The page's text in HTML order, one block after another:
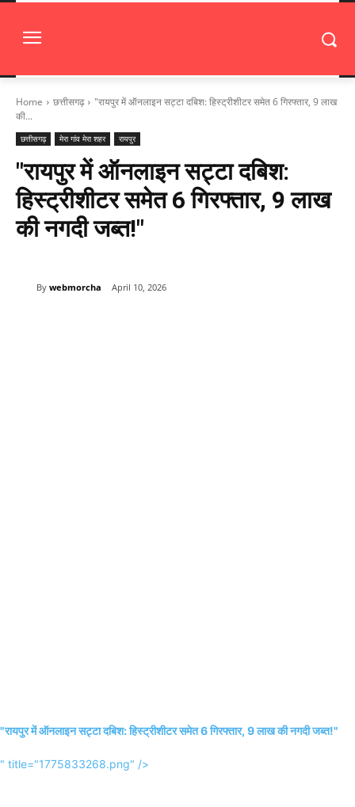
Home छत्तीसगढ़
"रायपुर में ऑनलाइन सट्टा दबिश: हिस्ट्रीशीटर समेत 6 गिरफ्तार, 9 लाख
की...
छत्तीसगढ़ मेरा गांव मेरा शहर रायपुर
"रायपुर में ऑनलाइन सट्टा दबिश:
हिस्ट्रीशीटर समेत 6 गिरफ्तार, 9 लाख
की नगदी जब्त!"
By webmorcha April 10, 2026
"रायपुर में ऑनलाइन सट्टा दबिश: हिस्ट्रीशीटर समेत 6 गिरफ्तार, 9 लाख की नगदी जब्त!"
" title="1775833268.png" />